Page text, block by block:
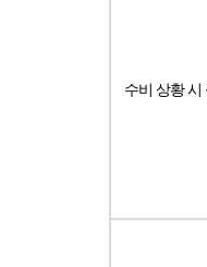
수비 상황 시